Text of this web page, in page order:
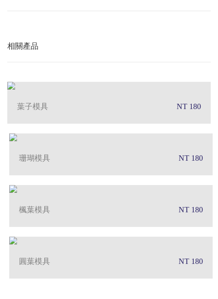
相關產品
葉子模具 NT 180
珊瑚模具 NT 180
楓葉模具 NT 180
圓葉模具 NT 180